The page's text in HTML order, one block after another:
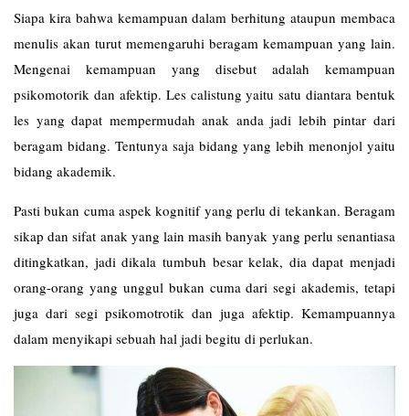
Siapa kira bahwa kemampuan dalam berhitung ataupun membaca
menulis akan turut memengaruhi beragam kemampuan yang lain.
Mengenai kemampuan yang disebut adalah kemampuan
psikomotorik dan afektip. Les calistung yaitu satu diantara bentuk
les yang dapat mempermudah anak anda jadi lebih pintar dari
beragam bidang. Tentunya saja bidang yang lebih menonjol yaitu
bidang akademik.
Pasti bukan cuma aspek kognitif yang perlu di tekankan. Beragam
sikap dan sifat anak yang lain masih banyak yang perlu senantiasa
ditingkatkan, jadi dikala tumbuh besar kelak, dia dapat menjadi
orang-orang yang unggul bukan cuma dari segi akademis, tetapi
juga dari segi psikomotrotik dan juga afektip. Kemampuannya
dalam menyikapi sebuah hal jadi begitu di perlukan.